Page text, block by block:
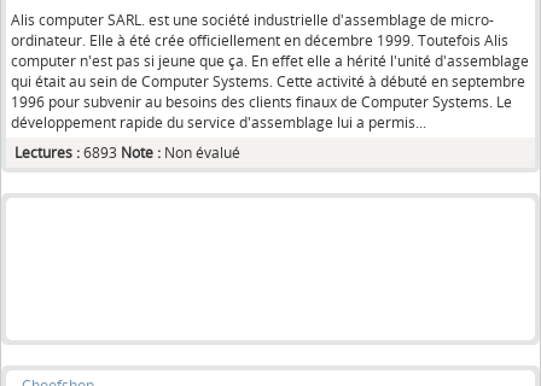
Alis computer SARL. est une société industrielle d'assemblage de micro-
ordinateur. Elle à été crée officiellement en décembre 1999. Toutefois Alis
computer n'est pas si jeune que ça. En effet elle a hérité l'unité d'assemblage
qui était au sein de Computer Systems. Cette activité à débuté en septembre
1996 pour subvenir au besoins des clients finaux de Computer Systems. Le
développement rapide du service d'assemblage lui a permis...
Lectures :6893 Note : Non évalué